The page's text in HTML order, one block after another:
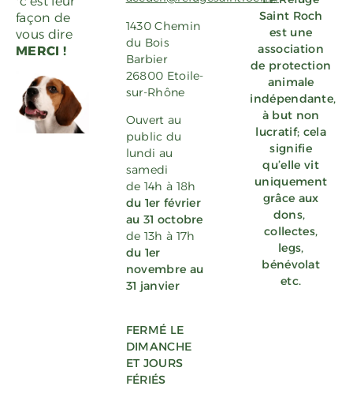
façon de
vous dire
MERCI !
1430 Chemin
du Bois
Barbier
26800 Etoile-
sur-Rhône
Ouvert au
public du
lundi au
samedi
de 14h à 18h
du 1er février
au 31 octobre
de 13h à 17h
du 1er
novembre au
31 janvier
FERMÉ LE
DIMANCHE
ET JOURS
FÉRIÉS
Saint Roch
est une
association
de protection
animale
indépendante,
à but non
lucratif; cela
signifie
qu’elle vit
uniquement
grâce aux
dons,
collectes,
legs,
bénévolat
etc.